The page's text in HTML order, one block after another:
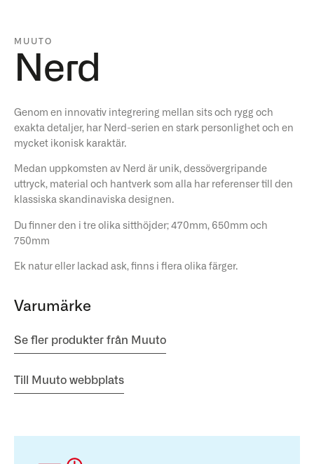
MUUTO
Nerd
Genom en innovativ integrering mellan sits och rygg och
exakta detaljer, har Nerd-serien en stark personlighet och en
mycket ikonisk karaktär.
Medan uppkomsten av Nerd är unik, dessövergripande
uttryck, material och hantverk som alla har referenser till den
klassiska skandinaviska designen.
Du finner den i tre olika sitthöjder; 470mm, 650mm och
750mm
Ek natur eller lackad ask, finns i flera olika färger.
Varumärke
Se fler produkter från Muuto
Till Muuto webbplats